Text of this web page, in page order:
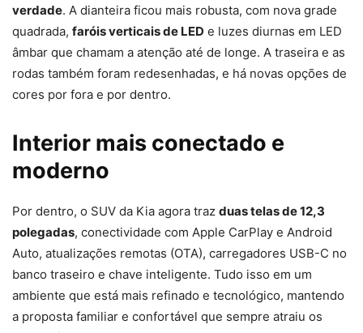
verdade. A dianteira ficou mais robusta, com nova grade
quadrada, faróis verticais de LED e luzes diurnas em LED
âmbar que chamam a atenção até de longe. A traseira e as
rodas também foram redesenhadas, e há novas opções de
cores por fora e por dentro.
Interior mais conectado e
moderno
Por dentro, o SUV da Kia agora traz duas telas de 12,3
polegadas, conectividade com Apple CarPlay e Android
Auto, atualizações remotas (OTA), carregadores USB-C no
banco traseiro e chave inteligente. Tudo isso em um
ambiente que está mais refinado e tecnológico, mantendo
a proposta familiar e confortável que sempre atraiu os